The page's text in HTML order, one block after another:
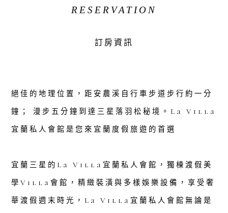
RESERVATION
訂房資訊
絕佳的地理位置，距安農溪自行車步道步行約一分
鐘； 漫步五分鐘到達三星落羽松秘境。La Villa
宜蘭私人會館是您來宜蘭度假旅遊的首選
宜蘭三星的La Villa宜蘭私人會館，獨棟渡假美
學Villa會館，精緻裝潢與多樣娛樂設備，享受奢
華渡假週末時光，La Villa宜蘭私人會館無論是